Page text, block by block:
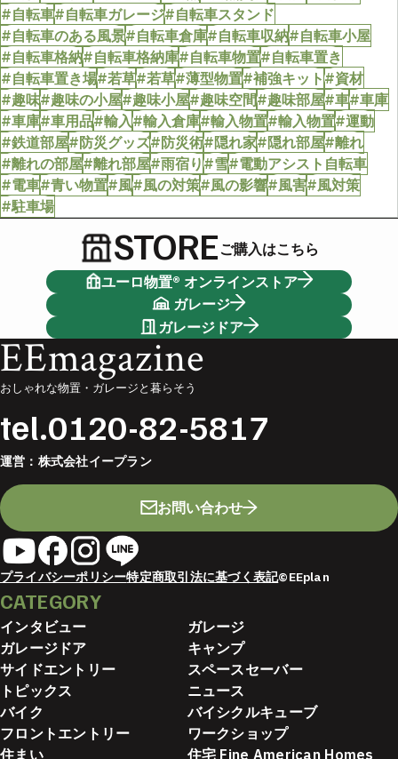
#自転車#自転車ガレージ#自転車スタンド
#自転車のある風景#自転車倉庫#自転車収納#自転車小屋
#自転車格納#自転車格納庫#自転車物置#自転車置き
#自転車置き場#若草#若草#薄型物置#補強キット#資材
#趣味#趣味の小屋#趣味小屋#趣味空間#趣味部屋#車#車庫
#車庫#車用品#輸入#輸入倉庫#輸入物置#輸入物置#運動
#鉄道部屋#防災グッズ#防災術#隠れ家#隠れ部屋#離れ
#離れの部屋#離れ部屋#雨宿り#雪#電動アシスト自転車
#電車#青い物置#風#風の対策#風の影響#風害#風対策
#駐車場
STOREご購入はこちら
ユーロ物置® オンラインストア
ガレージ
ガレージドア
EEmagazine
おしゃれな物置・ガレージと暮らそう
tel.0120-82-5817
運営： 株式会社イープラン
お問い合わせ
プライバシーポリシー特定商取引法に基づく表記©EEplan
CATEGORY
インタビュー
ガレージ
ガレージドア
キャンプ
サイドエントリー
スペースセーバー
トピックス
ニュース
バイク
バイシクルキューブ
フロントエントリー
ワークショップ
住まい
住宅 Fine American Homes